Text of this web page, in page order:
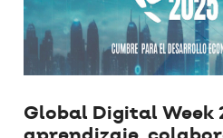
Global Digital Week